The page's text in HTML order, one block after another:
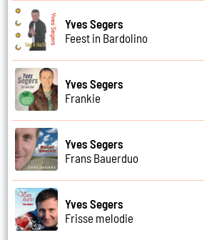
Yves Segers
Feest in Bardolino
Yves Segers
Frankie
Yves Segers
Frans Bauerduo
Yves Segers
Frisse melodie